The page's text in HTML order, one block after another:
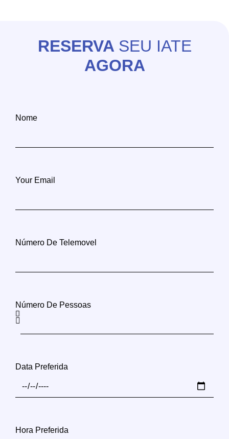
RESERVA SEU IATE
AGORA
Nome
Your Email
Número De Telemovel
Número De Pessoas
Data Preferida
Hora Preferida